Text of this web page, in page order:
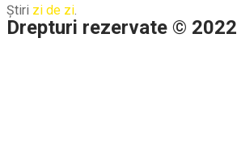
Știri zi de zi.
Drepturi rezervate © 2022